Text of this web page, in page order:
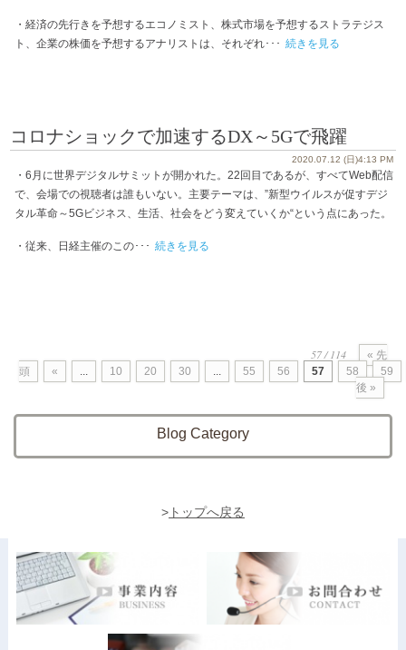
・経済の先行きを予想するエコノミスト、株式市場を予想するストラテジス
ト、企業の株価を予想するアナリストは、それぞれ･･･ 続きを見る
コロナショックで加速するDX～5Gで飛躍
2020.07.12 (日)4:13 PM
・6月に世界デジタルサミットが開かれた。22回目であるが、すべてWeb配信
で、会場での視聴者は誰もいない。主要テーマは、”新型ウイルスが促すデジ
タル革命～5Gビジネス、生活、社会をどう変えていくか“という点にあった。
・従来、日経主催のこの･･･ 続きを見る
57 / 114
« 先
頭
« ... 10 20 30 ... 55 56 57 58
59
後 »
Blog Category
> トップへ戻る